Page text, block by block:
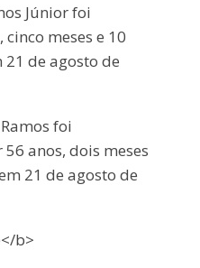
Júnior foi
meses e 10
de agosto de
foi
anos, dois meses
21 de agosto de
b>